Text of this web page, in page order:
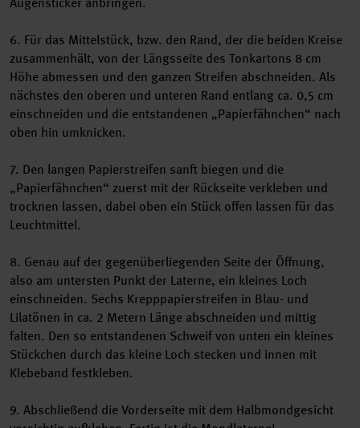
6. Für das Mittelstück, bzw. den Rand, der die beiden Kreise
zusammenhält, von der Längsseite des Tonkartons 8 cm
Höhe abmessen und den ganzen Streifen abschneiden. Als
nächstes den oberen und unteren Rand entlang ca. 0,5 cm
einschneiden und die entstandenen „Papierfähnchen“ nach
oben hin umknicken.
7. Den langen Papierstreifen sanft biegen und die
„Papierfähnchen“ zuerst mit der Rückseite verkleben und
trocknen lassen, dabei oben ein Stück offen lassen für das
Leuchtmittel.
8. Genau auf der gegenüberliegenden Seite der Öffnung,
also am untersten Punkt der Laterne, ein kleines Loch
einschneiden. Sechs Krepppapierstreifen in Blau- und
Lilatönen in ca. 2 Metern Länge abschneiden und mittig
falten. Den so entstandenen Schweif von unten ein kleines
Stückchen durch das kleine Loch stecken und innen mit
Klebeband festkleben.
9. Abschließend die Vorderseite mit dem Halbmondgesicht